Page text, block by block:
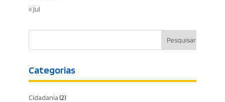
« jul
Categorias
Cidadania(2)